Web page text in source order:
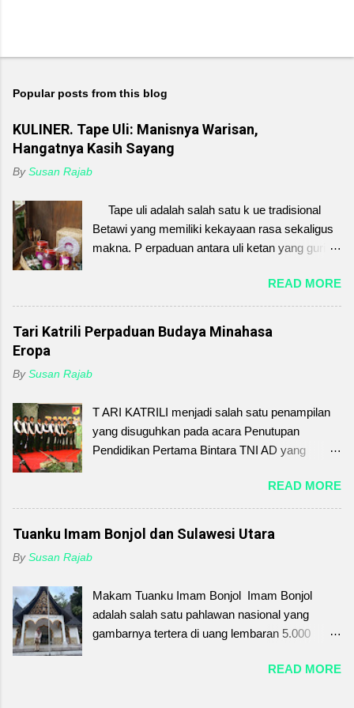
Popular posts from this blog
KULINER. Tape Uli: Manisnya Warisan,
Hangatnya Kasih Sayang
By Susan Rajab
Tape uli adalah salah satu k ue tradisional
Betawi yang memiliki kekayaan rasa sekaligus
makna. P erpaduan antara uli ketan yang gurih
sederhana, tetapi di dalamnya tersimpan nilai
kasih sayang, kebersamaan, dan warisan
budaya yang tak ternilai. Sejak dahulu, tape uli
sering disajikan dalam acara keluarga, menjadi
generasi ke generasi. Di tengah gempuran
makanan modern, menjaga tape uli berarti
menjaga jati diri. Melestarikan kue tradisional ini
melainkan merawat kenangan, menghargai
leluhur, serta menanamkan kebanggaan budaya
pada anak cucu. Mari kita jaga warisan ini.
sederhana, dari meja makan keluarga, hingga
ke hati yang penuh kasih. Order Tape Uli:
08527...
READ MORE
Tari Katrili Perpaduan Budaya Minahasa
Eropa
By Susan Rajab
T ARI KATRILI menjadi salah satu penampilan
yang disuguhkan pada acara Penutupan
Pendidikan Pertama Bintara TNI AD yang
(SECABA) Rindam XIII/Merdeka Amurang
Kabupaten Minahasa Selatan Sulawesi Utara
pada Senin, 29 Januari 2024. Tari Katrili berasal
dari Sulawesi Utara yang merupakan perpaduan
. Pada abad ke-18 dan ke-19 tari Quadrille
sangat populer di Inggris dan Prancis. Tari ini
kemudian di adaptasi oleh masyarakat
Tari ini biasanya dipentaskan oleh muda mudi
READ MORE
Tuanku Imam Bonjol dan Sulawesi Utara
By Susan Rajab
Makam Tuanku Imam Bonjol Imam Bonjol
adalah salah satu pahlawan nasional yang
gambarnya tertera di uang lembaran 5.000
Beliau adalah pahlawan nasional yang berasal
READ MORE